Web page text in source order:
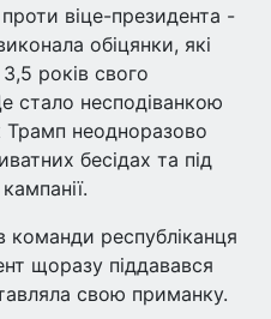
віце-президента -
обіцянки, які
років свого
стало несподіванкою
Трамп неодноразово
бесідах та під
команди республіканця
щоразу піддавався
свою приманку.